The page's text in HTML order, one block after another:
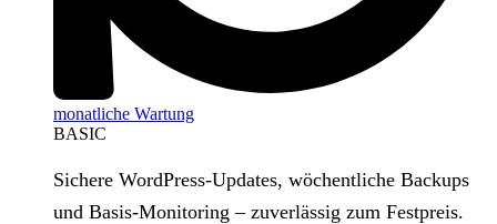
monatliche Wartung
BASIC
Sichere WordPress‑Updates, wöchentliche Backups
und Basis‑Monitoring – zuverlässig zum Festpreis.